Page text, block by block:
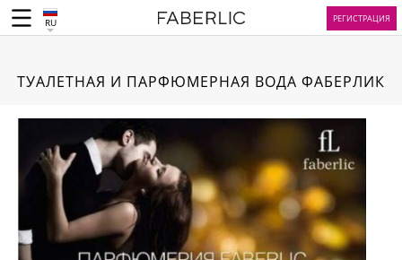
RU РЕГИСТРАЦИЯ
ТУАЛЕТНАЯ И ПАРФЮМЕРНАЯ ВОДА ФАБЕРЛИК